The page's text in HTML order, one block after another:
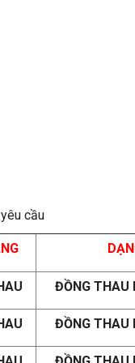
cầu
ĐỒNG THAU
ĐỒNG THAU